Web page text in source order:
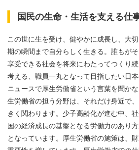
国民の生命・生活を支える仕
この世に生を受け、健やかに成長し、大
期の瞬間まで自分らしく生きる。誰もが
享受できる社会を将来にわたってつくり
考える、職員一丸となって目指したい日
ニュースで厚生労働省という言葉を聞か
生労働省の担う分野は、それだけ身近で
きく関わります。少子高齢化が進む中、社
国の経済成長の基盤となる労働力のあり
となっています。厚生労働省の施策は、